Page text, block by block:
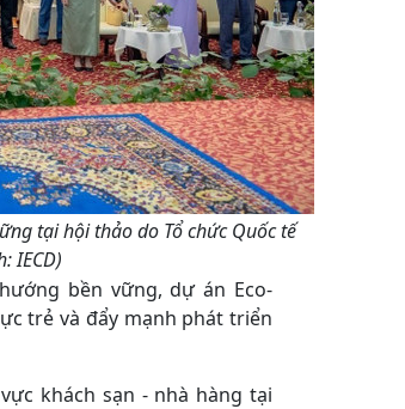
tại hội thảo do Tổ chức Quốc tế
IECD)
bền vững, dự án Eco-
trẻ và đẩy mạnh phát triển
khách sạn - nhà hàng tại